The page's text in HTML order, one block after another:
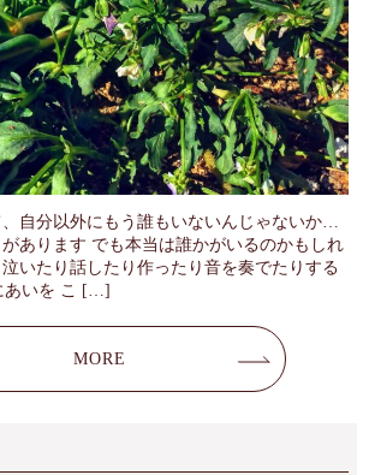
自分以外にもう誰もいないんじゃないか…
あります でも本当は誰かがいるのかもしれ
いたり話したり作ったり音を奏でたりする
あいを こ […]
MORE